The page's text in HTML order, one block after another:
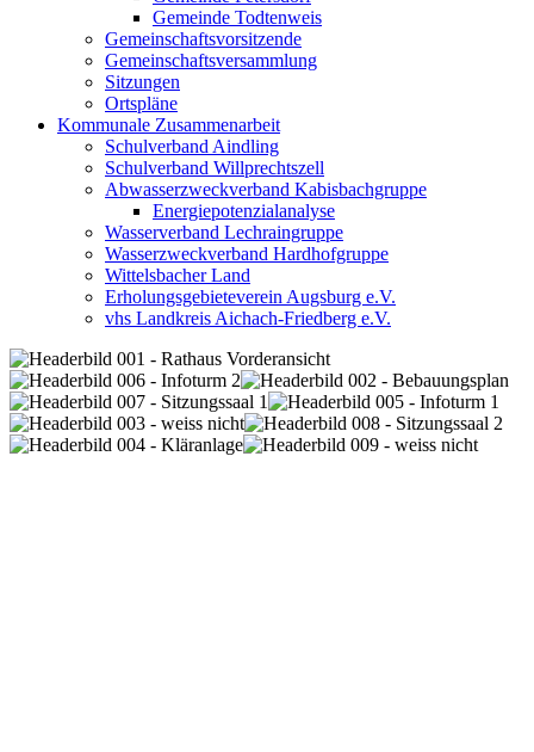
Gemeinde Todtenweis
Gemeinschaftsvorsitzende
Gemeinschaftsversammlung
Sitzungen
Ortspläne
Kommunale Zusammenarbeit
Schulverband Aindling
Schulverband Willprechtszell
Abwasserzweckverband Kabisbachgruppe
Energiepotenzialanalyse
Wasserverband Lechraingruppe
Wasserzweckverband Hardhofgruppe
Wittelsbacher Land
Erholungsgebieteverein Augsburg e.V.
vhs Landkreis Aichach-Friedberg e.V.